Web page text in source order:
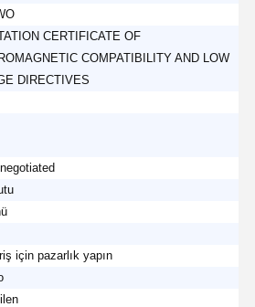
CERTIFICATE OF
COMPATIBILITY AND LOW
DIRECTIVES
için pazarlık yapın